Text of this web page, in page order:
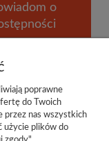
o
poprawne
do Twoich
przez nas wszystkich
użycie plików do